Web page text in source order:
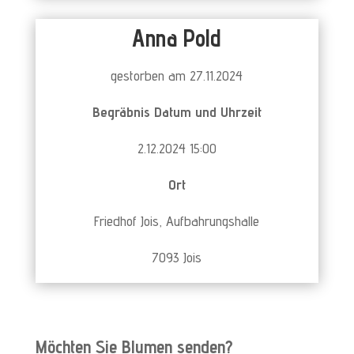
Anna Pold
gestorben am 27.11.2024
Begräbnis Datum und Uhrzeit
2.12.2024 15:00
Ort
Friedhof Jois, Aufbahrungshalle
7093 Jois
Möchten Sie Blumen senden?